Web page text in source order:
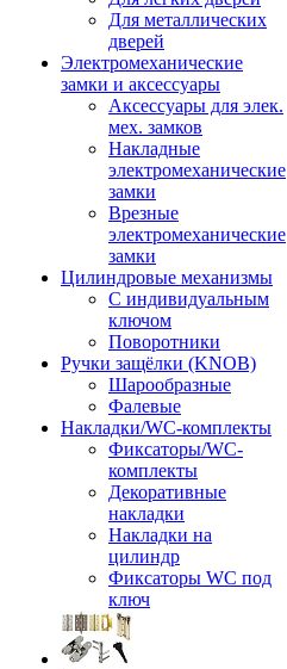
Для металлических
дверей
Электромеханические
замки и аксессуары
Аксессуары для элек.
мех. замков
Накладные
электромеханические
замки
Врезные
электромеханические
замки
Цилиндровые механизмы
С индивидуальным
ключом
Поворотники
Ручки защёлки (KNOB)
Шарообразные
Фалевые
Накладки/WC-комплекты
Фиксаторы/WC-
комплекты
Декоративные
накладки
Накладки на
цилиндр
Фиксаторы WC под
ключ